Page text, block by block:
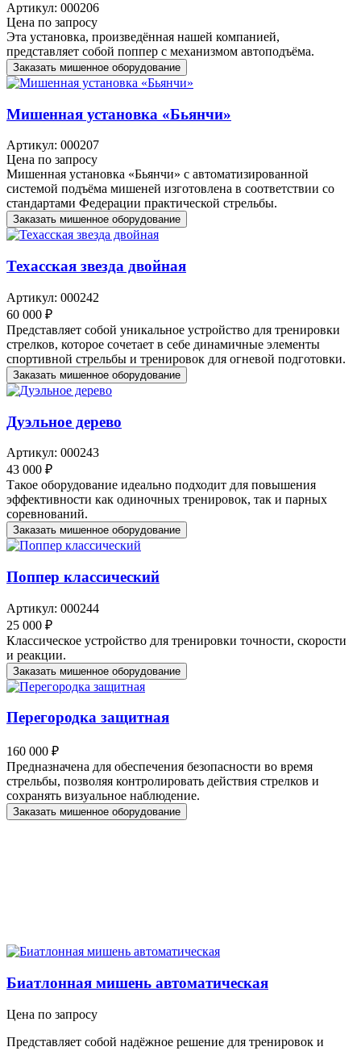
Артикул: 000206
Цена по запросу
Эта установка, произведённая нашей компанией,
представляет собой поппер с механизмом автоподъёма.
Заказать мишенное оборудование
Мишенная установка «Бьянчи»
Артикул: 000207
Цена по запросу
Мишенная установка «Бьянчи» с автоматизированной
системой подъёма мишеней изготовлена в соответствии со
стандартами Федерации практической стрельбы.
Заказать мишенное оборудование
Техасская звезда двойная
Артикул: 000242
60 000 ₽
Представляет собой уникальное устройство для тренировки
стрелков, которое сочетает в себе динамичные элементы
спортивной стрельбы и тренировок для огневой подготовки.
Заказать мишенное оборудование
Дуэльное дерево
Артикул: 000243
43 000 ₽
Такое оборудование идеально подходит для повышения
эффективности как одиночных тренировок, так и парных
соревнований.
Заказать мишенное оборудование
Поппер классический
Артикул: 000244
25 000 ₽
Классическое устройство для тренировки точности, скорости
и реакции.
Заказать мишенное оборудование
Перегородка защитная
160 000 ₽
Предназначена для обеспечения безопасности во время
стрельбы, позволяя контролировать действия стрелков и
сохранять визуальное наблюдение.
Заказать мишенное оборудование
Биатлонная мишень автоматическая
Цена по запросу
Представляет собой надёжное решение для тренировок и